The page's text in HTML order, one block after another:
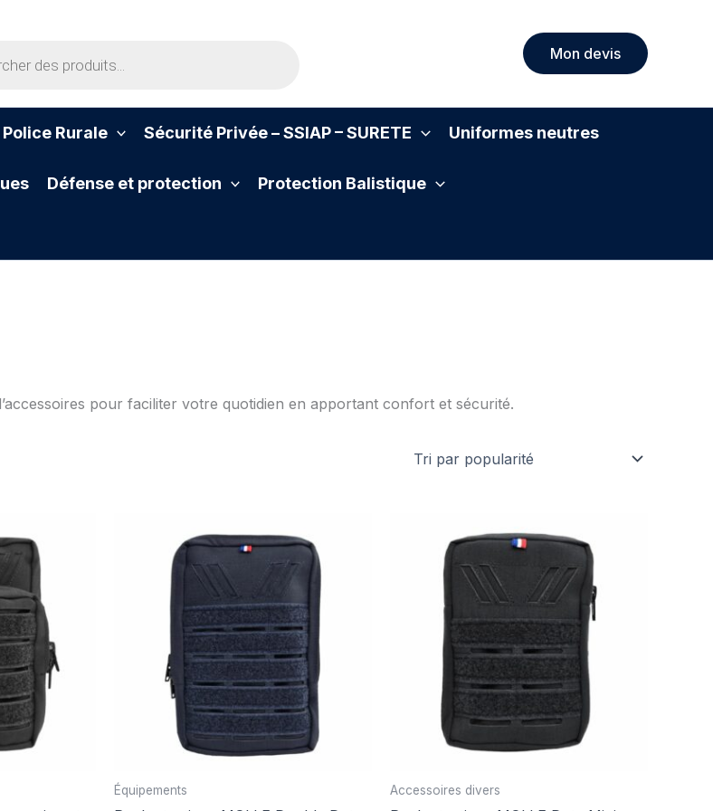
Mon devis
Rurale Sécurité Privée – SSIAP – SURETE Uniformes neutres
Défense et protection Protection Balistique
pour faciliter votre quotidien en apportant confort et sécurité.
Équipements Accessoires divers